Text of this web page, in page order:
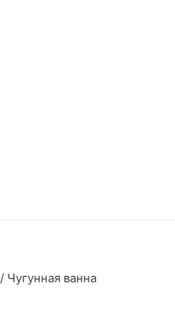
/ Чугунная ванна